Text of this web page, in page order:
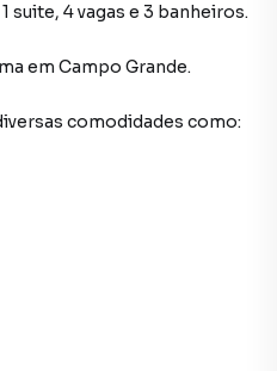
suite, 4 vagas e 3 banheiros.
em Campo Grande.
comodidades como: